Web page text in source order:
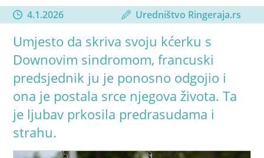
4.1.2026 Uredništvo Ringeraja.rs
Umjesto da skriva svoju kćerku s
Downovim sindromom, francuski
predsjednik ju je ponosno odgojio i
ona je postala srce njegova života. Ta
je ljubav prkosila predrasudama i
strahu.